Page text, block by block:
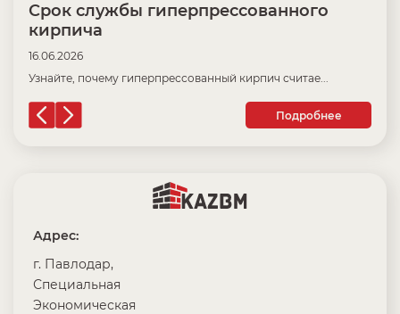
Срок службы гиперпрессованного
кирпича
16.06.2026
Узнайте, почему гиперпрессованный кирпич считае...
Подробнее
Адрес:
г. Павлодар,
Специальная
Экономическая